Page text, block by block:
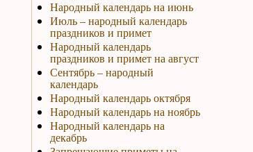
Народный календарь на июнь
Июль – народный календарь
праздников и примет
Народный календарь
праздников и примет на август
Сентябрь – народный
календарь
Народный календарь октября
Народный календарь на ноябрь
Народный календарь на
декабрь